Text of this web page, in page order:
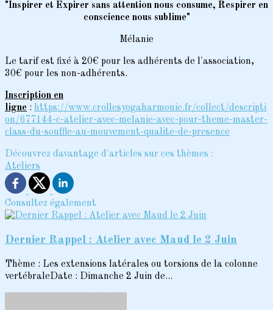
"Inspirer et Expirer sans attention nous consume, Respirer en
conscience nous sublime"
Mélanie
Le tarif est fixé à 20€ pour les adhérents de l'association,
30€ pour les non-adhérents.
Inscription en
ligne : https://www.crollesyogaharmonie.fr/collect/descripti
on/677144-c-atelier-avec-melanie-avec-pour-theme-master-
class-du-souffle-au-mouvement-qualite-de-presence
Découvrez davantage d'articles sur ces thèmes :
Ateliers
Consultez également
Dernier Rappel : Atelier avec Maud le 2 Juin
Thème : Les extensions latérales ou torsions de la colonne
vertébraleDate : Dimanche 2 Juin de...